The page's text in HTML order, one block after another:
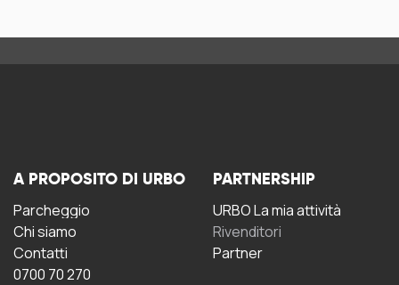
A PROPOSITO DI URBO
Parcheggio
Chi siamo
Contatti
0700 70 270
PARTNERSHIP
URBO La mia attività
Rivenditori
Partner